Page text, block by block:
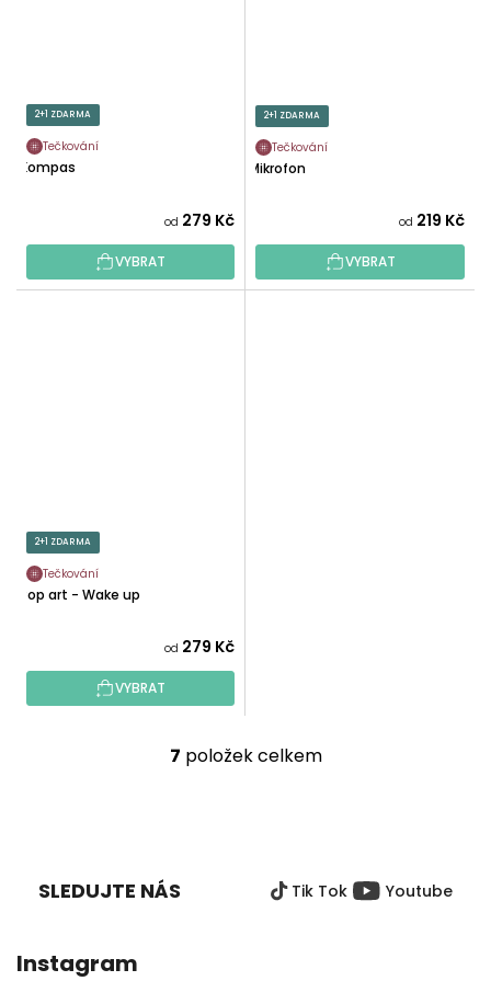
2+1 ZDARMA
Tečkování
Kompas
od 279 Kč
VYBRAT
2+1 ZDARMA
Tečkování
Mikrofon
od 219 Kč
VYBRAT
2+1 ZDARMA
Tečkování
Pop art - Wake up
od 279 Kč
VYBRAT
O
7 položek celkem
SLEDUJTE NÁS Tik Tok Youtube
Instagram